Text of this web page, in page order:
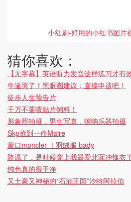
小红刷-好用的小红书图片
猜你喜欢：
【无字幕】英语听力发音这样练习才有
牛逼哭了！黑眼圈建议：直接申遗吧！
徒步人生预告片
千万不要喂贴片饲料！
形象照拍摄，男生写真，唢呐乐器拍摄
Skp抢到一件Maire
蒙口moncler ｜羽绒服 bady
降温了，是时候穿上我最爱北面冲锋衣
纯色真的很干净
又土豪又神秘的“石油王国”沙特阿拉伯